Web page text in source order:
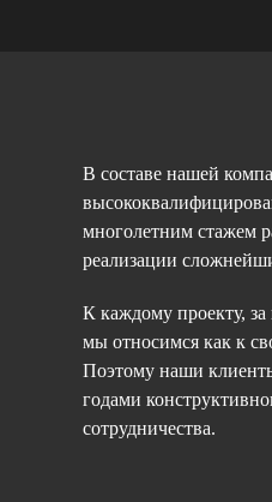
В составе нашей
многолетним стажем
реализации
К каждому проекту,
мы относимся как к
Поэтому наши
годами
сотрудничества.